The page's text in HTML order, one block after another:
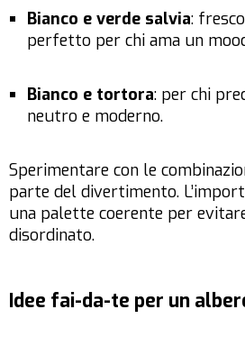
Bianco e verde salvia:
perfetto per chi ama un
Bianco e tortora: per chi
neutro e moderno.
Sperimentare con le
parte del divertimento.
una palette coerente per
disordinato.
Idee fai-da-te per un